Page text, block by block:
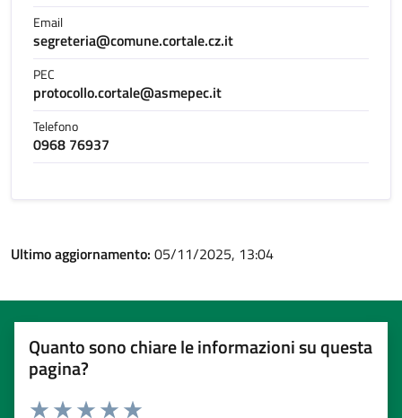
Email
segreteria@comune.cortale.cz.it
PEC
protocollo.cortale@asmepec.it
Telefono
0968 76937
Ultimo aggiornamento: 05/11/2025, 13:04
Quanto sono chiare le informazioni su questa
pagina?